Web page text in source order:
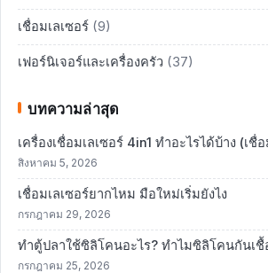
เชื่อมเลเซอร์ (9)
เฟอร์นิเจอร์และเครื่องครัว (37)
บทความล่าสุด
เครื่องเชื่อมเลเซอร์ 4in1 ทำอะไรได้บ้าง (เชื่
สิงหาคม 5, 2026
เชื่อมเลเซอร์ยากไหม มือใหม่เริ่มยังไง
กรกฎาคม 29, 2026
ทำตู้ปลาใช้ซิลิโคนอะไร? ทำไมซิลิโคนกันเ
กรกฎาคม 25, 2026